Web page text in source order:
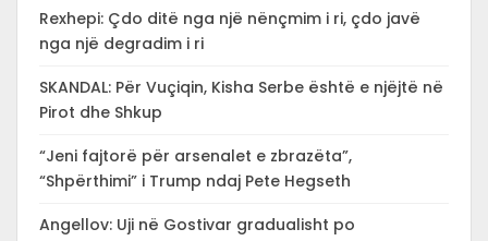
Rexhepi: Çdo ditë nga një nënçmim i ri, çdo javë
nga një degradim i ri
SKANDAL: Për Vuçiqin, Kisha Serbe është e njëjtë në
Pirot dhe Shkup
“Jeni fajtorë për arsenalet e zbrazëta”,
“Shpërthimi” i Trump ndaj Pete Hegseth
Angellov: Uji në Gostivar gradualisht po